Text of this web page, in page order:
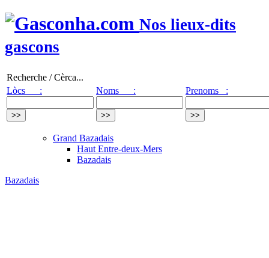
Nos lieux-dits
gascons
Recherche / Cèrca...
Lòcs :
Noms : Prenoms :
Grand Bazadais
Haut Entre-deux-Mers
Bazadais
Bazadais